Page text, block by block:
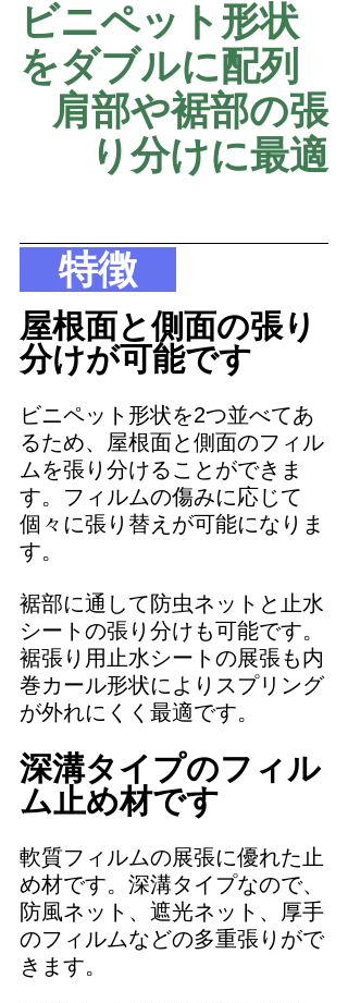
ビニペット形状
をダブルに配列
肩部や裾部の張
り分けに最適
特徴
屋根面と側面の張り
分けが可能です
ビニペット形状を2つ並べてあ
るため、屋根面と側面のフィル
ムを張り分けることができま
す。フィルムの傷みに応じて
個々に張り替えが可能になりま
す。
裾部に通して防虫ネットと止水
シートの張り分けも可能です。
裾張り用止水シートの展張も内
巻カール形状によりスプリング
が外れにくく最適です。
深溝タイプのフィル
ム止め材です
軟質フィルムの展張に優れた止
め材です。深溝タイプなので、
防風ネット、遮光ネット、厚手
のフィルムなどの多重張りがで
きます。